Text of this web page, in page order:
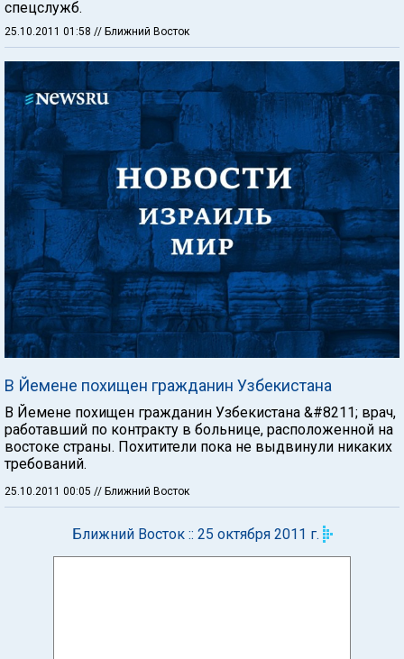
спецслужб.
25.10.2011 01:58 // Ближний Восток
В Йемене похищен гражданин Узбекистана
В Йемене похищен гражданин Узбекистана &#8211; врач,
работавший по контракту в больнице, расположенной на
востоке страны. Похитители пока не выдвинули никаких
требований.
25.10.2011 00:05 // Ближний Восток
Ближний Восток :: 25 октября 2011 г.